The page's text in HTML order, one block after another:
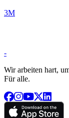
3M
-
Wir arbeiten hart,
Für alle.